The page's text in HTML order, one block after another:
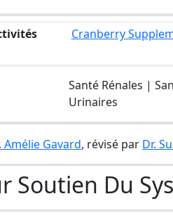
Cranberry
Santé Rénales |
Urinaires
Amélie Gavard, révisé par Dr.
Soutien Du